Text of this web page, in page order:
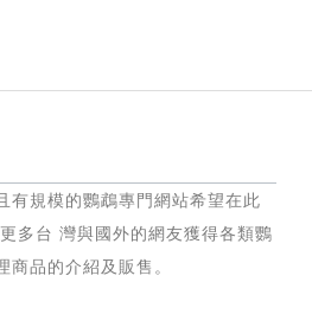
有規模的鸚鵡專門網站希望在此
多台 灣與國外的網友獲得各類鸚
商品的介紹及販售。